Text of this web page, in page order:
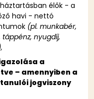
élők - a
havi - nettó
(pl. munkabér,
nyugdíj,
a
– amennyiben a
jogviszony